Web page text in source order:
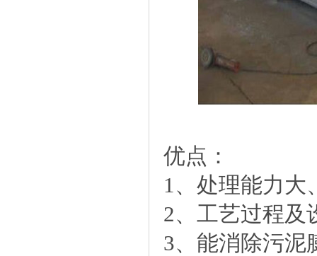
优点：
1、处理能力大
2、工艺过程及
3、能消除污泥